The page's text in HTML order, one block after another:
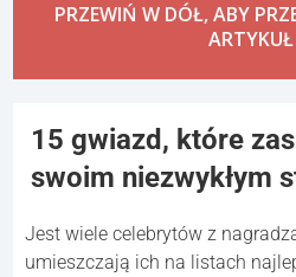
PRZEWIŃ W DÓŁ, ABY
ARTYKUŁ
15 gwiazd, które
swoim niezwykłym
Jest wiele celebrytów z
umieszczają ich na listach